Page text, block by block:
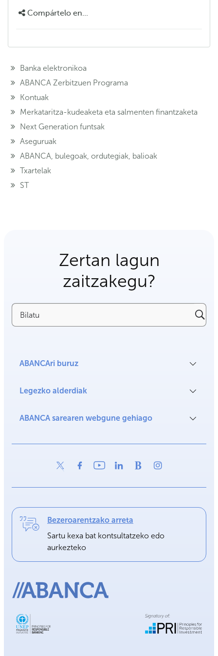
Compártelo en...
Banka elektronikoa
ABANCA Zerbitzuen Programa
Kontuak
Merkataritza-kudeaketa eta salmenten finantzaketa
Next Generation funtsak
Aseguruak
ABANCA, bulegoak, ordutegiak, balioak
Txartelak
ST
Zertan lagun
zaitzakegu?
Bilatu
ABANCAri buruz
Legezko alderdiak
ABANCA sarearen webgune gehiago
Bezeroarentzako arreta
Sartu kexa bat kontsultatzeko edo
aurkezteko